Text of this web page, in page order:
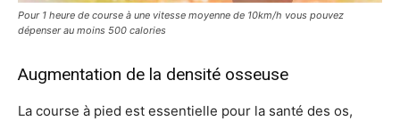
Pour 1 heure de course à une vitesse moyenne de 10km/h vous pouvez
dépenser au moins 500 calories
Augmentation de la densité osseuse
La course à pied est essentielle pour la santé des os,